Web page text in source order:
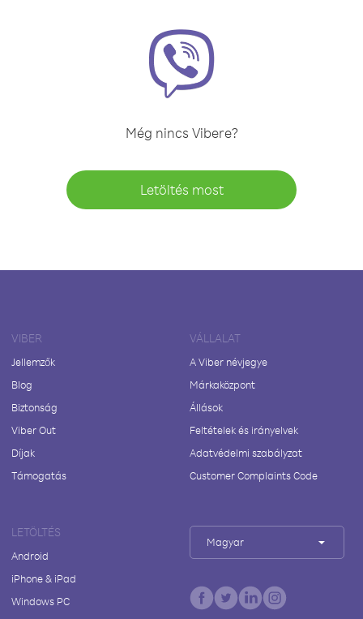
Még nincs Vibere?
Letöltés most
VIBER
Jellemzők
Blog
Biztonság
Viber Out
Díjak
Támogatás
VÁLLALAT
A Viber névjegye
Márkaközpont
Állások
Feltételek és irányelvek
Adatvédelmi szabályzat
Customer Complaints Code
LETÖLTÉS
Android
iPhone & iPad
Windows PC
Magyar